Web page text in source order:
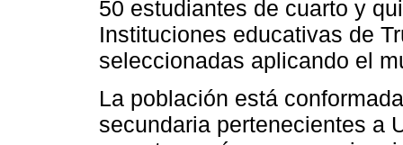
50 estudiantes de cuarto y
Instituciones educativas de
seleccionadas aplicando el
La población está
secundaria pertenecientes a